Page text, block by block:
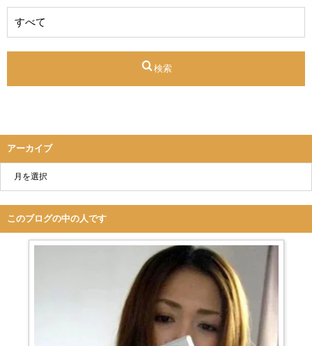
検索
アーカイブ
このブログの中の人です